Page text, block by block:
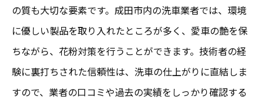
の質も大切な要素です。成田市内の洗車業者では、環境
に優しい製品を取り入れたところが多く、愛車の艶を保
ちながら、花粉対策を行うことができます。技術者の経
験に裏打ちされた信頼性は、洗車の仕上がりに直結しま
すので、業者の口コミや過去の実績をしっかり確認する